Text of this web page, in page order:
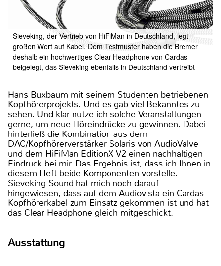
Sieveking, der Vertrieb von HiFiMan in Deutschland, legt
großen Wert auf Kabel. Dem Testmuster haben die Bremer
deshalb ein hochwertiges Clear Headphone von Cardas
beigelegt, das Sieveking ebenfalls in Deutschland vertreibt
Hans Buxbaum mit seinem Studenten betriebenen
Kopfhörerprojekts. Und es gab viel Bekanntes zu
sehen. Und klar nutze ich solche Veranstaltungen
gerne, um neue Höreindrücke zu gewinnen. Dabei
hinterließ die Kombination aus dem
DAC/Kopfhörerverstärker Solaris von AudioValve
und dem HiFiMan EditionX V2 einen nachhaltigen
Eindruck bei mir. Das Ergebnis ist, dass ich Ihnen in
diesem Heft beide Komponenten vorstelle.
Sieveking Sound hat mich noch darauf
hingewiesen, dass auf dem Audiovista ein Cardas-
Kopfhörerkabel zum Einsatz gekommen ist und hat
das Clear Headphone gleich mitgeschickt.
Ausstattung